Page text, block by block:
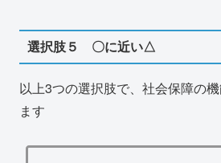
選択肢５ 〇に近い△
以上3つの選択肢で、社会保障の
ます